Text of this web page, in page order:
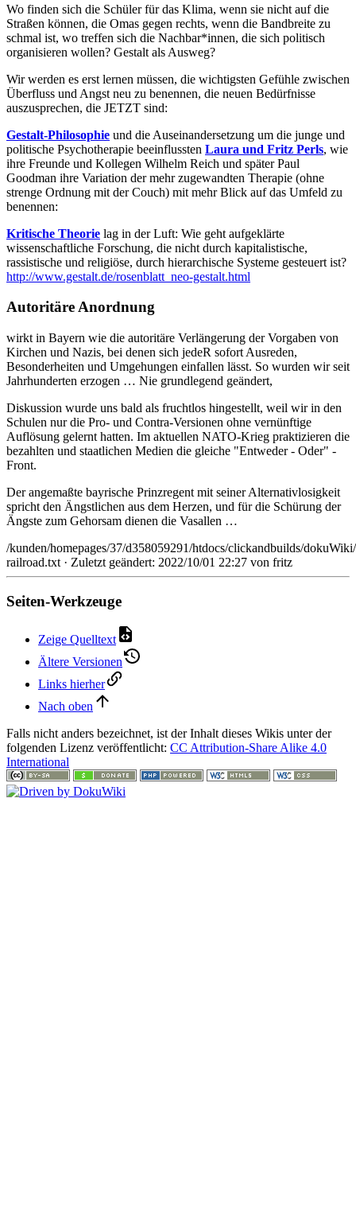
Wo finden sich die Schüler für das Klima, wenn sie nicht auf die
Straßen können, die Omas gegen rechts, wenn die Bandbreite zu
schmal ist, wo treffen sich die Nachbar*innen, die sich politisch
organisieren wollen? Gestalt als Ausweg?
Wir werden es erst lernen müssen, die wichtigsten Gefühle zwischen
Überfluss und Angst neu zu benennen, die neuen Bedürfnisse
auszusprechen, die JETZT sind:
Gestalt-Philosophie und die Auseinandersetzung um die junge und
politische Psychotherapie beeinflussten Laura und Fritz Perls, wie
ihre Freunde und Kollegen Wilhelm Reich und später Paul
Goodman ihre Variation der mehr zugewandten Therapie (ohne
strenge Ordnung mit der Couch) mit mehr Blick auf das Umfeld zu
benennen:
Kritische Theorie lag in der Luft: Wie geht aufgeklärte
wissenschaftliche Forschung, die nicht durch kapitalistische,
rassistische und religiöse, durch hierarchische Systeme gesteuert ist?
http://www.gestalt.de/rosenblatt_neo-gestalt.html
Autoritäre Anordnung
wirkt in Bayern wie die autoritäre Verlängerung der Vorgaben von
Kirchen und Nazis, bei denen sich jedeR sofort Ausreden,
Besonderheiten und Umgehungen einfallen lässt. So wurden wir seit
Jahrhunderten erzogen … Nie grundlegend geändert,
Diskussion wurde uns bald als fruchtlos hingestellt, weil wir in den
Schulen nur die Pro- und Contra-Versionen ohne vernünftige
Auflösung gelernt hatten. Im aktuellen NATO-Krieg praktizieren die
bezahlten und staatlichen Medien die gleiche "Entweder - Oder" -
Front.
Der angemaßte bayrische Prinzregent mit seiner Alternativlosigkeit
spricht den Ängstlichen aus dem Herzen, und für die Schürung der
Ängste zum Gehorsam dienen die Vasallen …
/kunden/homepages/37/d358059291/htdocs/clickandbuilds/
railroad.txt · Zuletzt geändert: 2022/10/01 22:27 von fritz
Seiten-Werkzeuge
Zeige Quelltext
Ältere Versionen
Links hierher
Nach oben
Falls nicht anders bezeichnet, ist der Inhalt dieses Wikis unter der
folgenden Lizenz veröffentlicht: CC Attribution-Share Alike 4.0
International